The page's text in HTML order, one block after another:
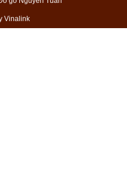
Vinalink